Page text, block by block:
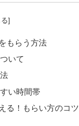
もらう方法
いて
い時間帯
る！もらい方のコツ